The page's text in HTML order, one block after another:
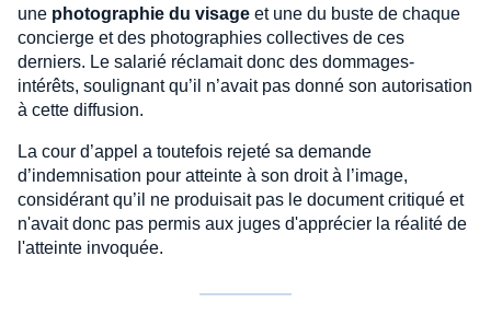
une photographie du visage et une du buste de chaque
concierge et des photographies collectives de ces
derniers. Le salarié réclamait donc des dommages-
intérêts, soulignant qu’il n’avait pas donné son autorisation
à cette diffusion.
La cour d’appel a toutefois rejeté sa demande
d’indemnisation pour atteinte à son droit à l’image,
considérant qu’il ne produisait pas le document critiqué et
n'avait donc pas permis aux juges d'apprécier la réalité de
l'atteinte invoquée.